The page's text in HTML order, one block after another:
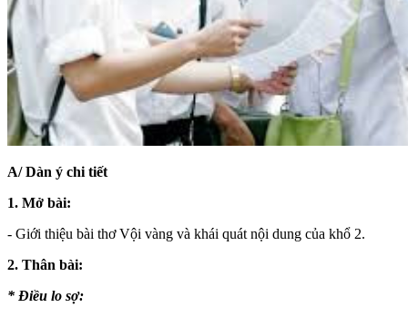
A/ Dàn ý chi tiết
1. Mở bài:
- Giới thiệu bài thơ Vội vàng và khái quát nội dung của khổ 2.
2. Thân bài:
* Điều lo sợ: